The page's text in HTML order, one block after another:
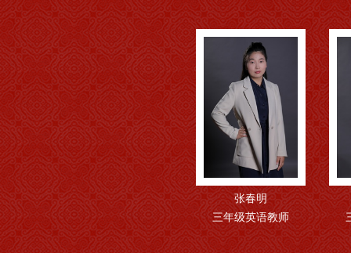
张春明
三年级英语教师